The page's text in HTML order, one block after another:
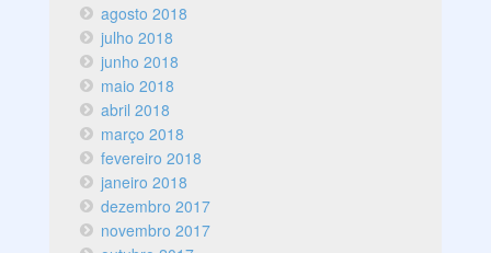
agosto 2018
julho 2018
junho 2018
maio 2018
abril 2018
março 2018
fevereiro 2018
janeiro 2018
dezembro 2017
novembro 2017